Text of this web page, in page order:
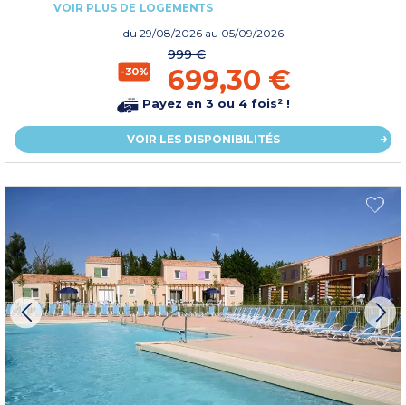
VOIR PLUS DE LOGEMENTS
du 29/08/2026 au 05/09/2026
-30%
999 €
699,30 €
Payez en 3 ou 4 fois² !
VOIR LES DISPONIBILITÉS